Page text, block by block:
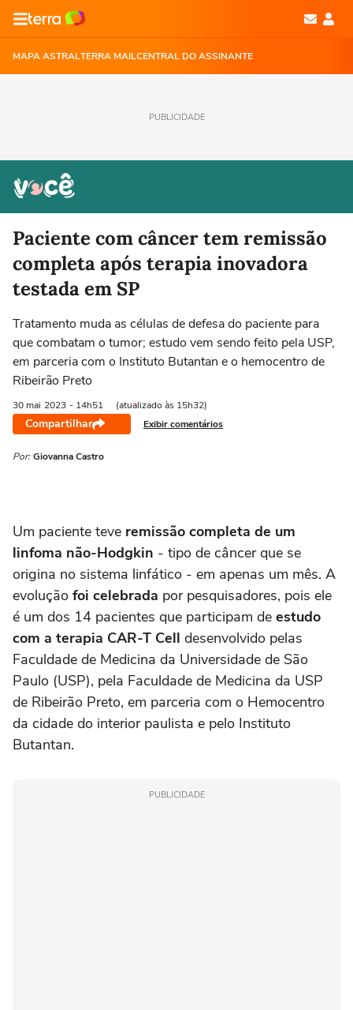
MAPA ASTRALTERRA MAILCENTRAL DO ASSINANTE
PUBLICIDADE
Paciente com câncer tem remissão
completa após terapia inovadora
testada em SP
Tratamento muda as células de defesa do paciente para
que combatam o tumor; estudo vem sendo feito pela USP,
em parceria com o Instituto Butantan e o hemocentro de
Ribeirão Preto
30 mai 2023 - 14h51 (atualizado às 15h32)
Compartilhar Exibir comentários
Por: Giovanna Castro
Um paciente teve remissão completa de um
linfoma não-Hodgkin - tipo de câncer que se
origina no sistema linfático - em apenas um mês. A
evolução foi celebrada por pesquisadores, pois ele
é um dos 14 pacientes que participam de estudo
com a terapia CAR-T Cell desenvolvido pelas
Faculdade de Medicina da Universidade de São
Paulo (USP), pela Faculdade de Medicina da USP
de Ribeirão Preto, em parceria com o Hemocentro
da cidade do interior paulista e pelo Instituto
Butantan.
PUBLICIDADE